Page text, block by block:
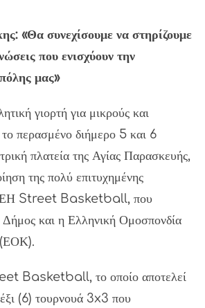
«Θα συνεχίσουμε να στηρίζουμε
που ενισχύουν την
μας»
γιορτή για μικρούς και
περασμένο διήμερο 5 και 6
πλατεία της Αγίας Παρασκευής,
της πολύ επιτυχημένης
Street Basketball, που
και η Ελληνική Ομοσπονδία
(ΕΟΚ).
Basketball, το οποίο αποτελεί
έξι (6) τουρνουά 3x3 που